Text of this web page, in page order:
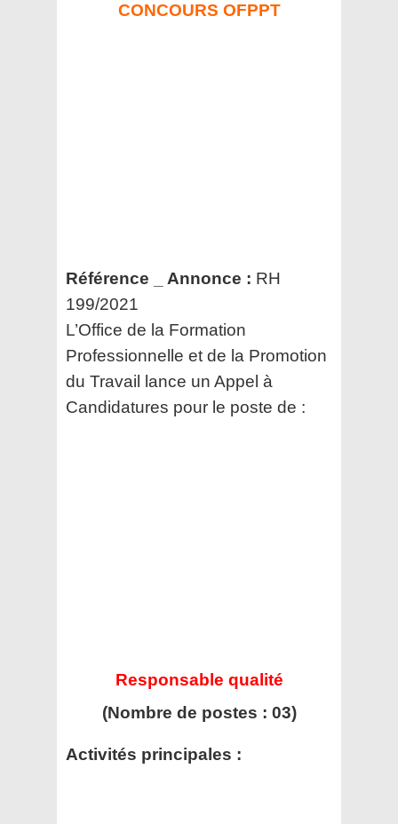
CONCOURS OFPPT
Référence _ Annonce : RH
199/2021
L’Office de la Formation
Professionnelle et de la Promotion
du Travail
lance un Appel à
Candidatures pour le poste de :
Responsable qualité
(Nombre de postes : 03)
Activités principales :